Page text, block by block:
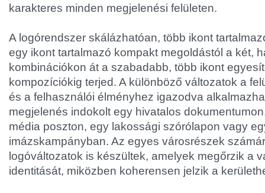
karakteres minden megjelenési felületen.
A logórendszer skálázhatóan, több ikont
egy ikont tartalmazó kompakt megoldástól a két,
kombinációkon át a szabadabb, több ikont
kompozíciókig terjed. A különböző változatok a
és a felhasználói élményhez igazodva
megjelenés indokolt egy hivatalos
média poszton, egy lakossági szórólapon vagy
imázskampányban. Az egyes városrészek
logóváltozatok is készültek, amelyek megőrzik a
identitását, miközben koherensen jelzik a